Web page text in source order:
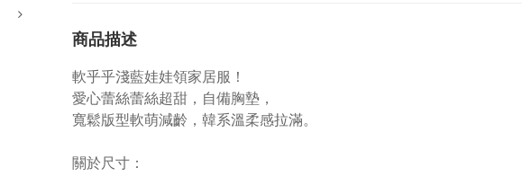
商品描述
軟乎乎淺藍娃娃領家居服！
愛心蕾絲蕾絲超甜，自備胸墊，
寬鬆版型軟萌減齡，韓系溫柔感拉滿。
關於尺寸：